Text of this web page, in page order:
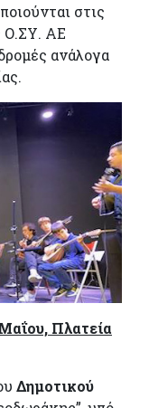
στις
Ο.ΣΥ. ΑΕ
ανάλογα
Πλατεία
Δημοτικού